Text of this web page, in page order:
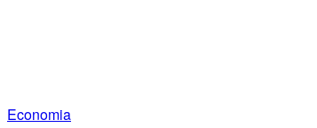
Economia